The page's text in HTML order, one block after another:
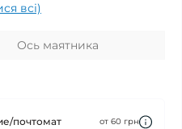
всі)
Ось маятника
почтомат от 60 грн